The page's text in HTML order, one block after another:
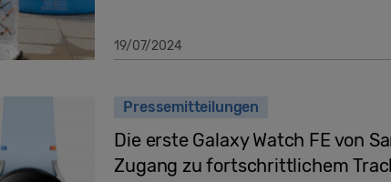
19/07/2024
Pressemitteilungen
Die erste Galaxy Watch FE von
Zugang zu fortschrittlichem